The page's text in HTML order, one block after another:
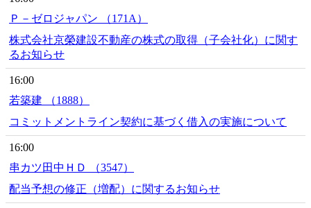
Ｐ－ゼロジャパン （171A）
株式会社京榮建設不動産の株式の取得（子会社化）に関す
るお知らせ
16:00
若築建 （1888）
コミットメントライン契約に基づく借入の実施について
16:00
串カツ田中ＨＤ （3547）
配当予想の修正（増配）に関するお知らせ